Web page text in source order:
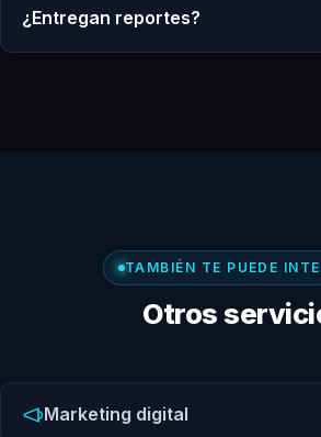
¿Entregan reportes?
TAMBIÉN TE PUEDE
Otros
Marketing digital